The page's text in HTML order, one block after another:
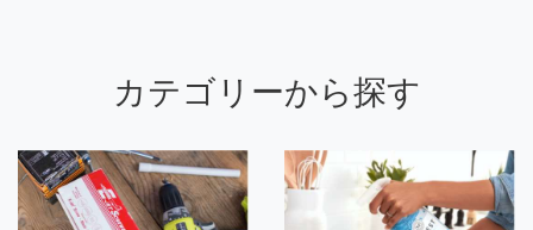
カテゴリーから探す